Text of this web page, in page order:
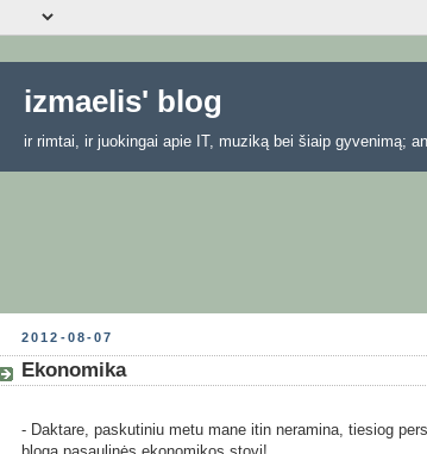
izmaelis' blog
ir rimtai, ir juokingai apie IT, muziką bei šiaip gyvenimą;
2012-08-07
Ekonomika
- Daktare, paskutiniu metu mane itin neramina, tiesiog